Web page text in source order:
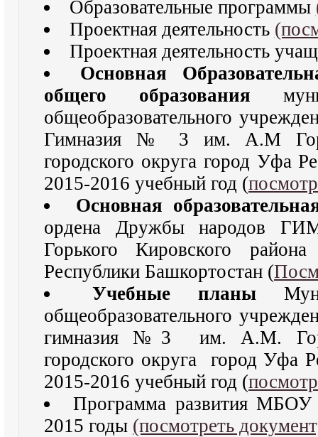
Образовательные программы
Проектная деятельность
Проектная деятельность
Основная
общего образования
общеобразовательного
Гимназия № 3 им. А.М
городского округа город Уфа
2015-2016 учебный год (
Основная
ордена Дружбы
Горького Кировского
Республики Башкортостан (
Учебные планы
общеобразовательного
гимназия №3 им. А.М.
городского округа город Уфа
2015-2016 учебный год (
Программа развития
2015 годы (посмотреть